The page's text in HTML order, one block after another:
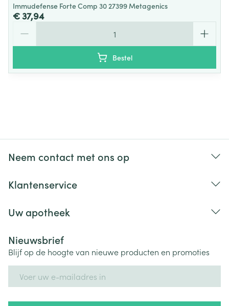
Immudefense Forte Comp 30 27399 Metagenics
€ 37,94
Bestel
Neem contact met ons op
Klantenservice
Uw apotheek
Nieuwsbrief
Blijf op de hoogte van nieuwe producten en promoties